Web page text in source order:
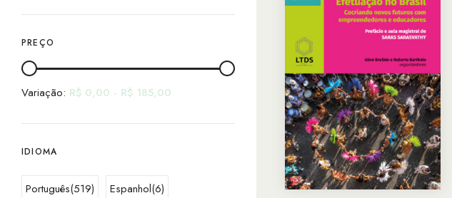
PREÇO
Variação: R$ 0,00 - R$ 185,00
IDIOMA
Português(519) Espanhol(6)